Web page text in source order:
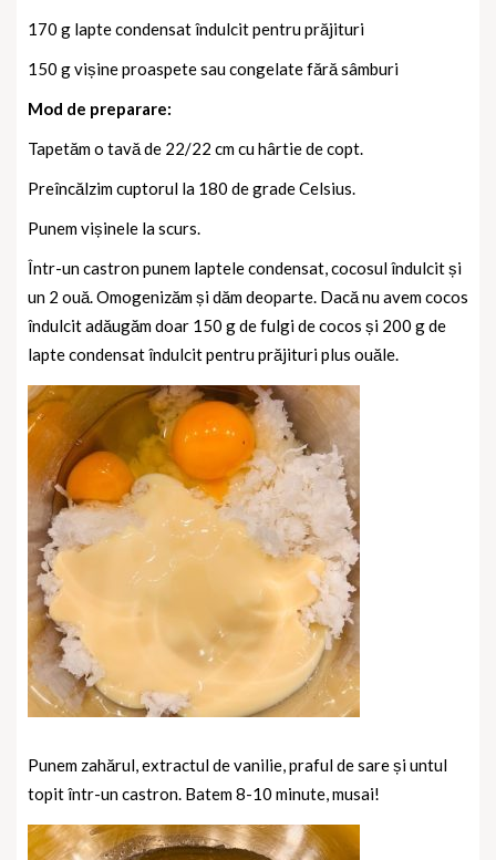
170 g lapte condensat îndulcit pentru prăjituri
150 g vișine proaspete sau congelate fără sâmburi
Mod de preparare:
Tapetăm o tavă de 22/22 cm cu hârtie de copt.
Preîncălzim cuptorul la 180 de grade Celsius.
Punem vișinele la scurs.
Într-un castron punem laptele condensat, cocosul îndulcit și
un 2 ouă. Omogenizăm și dăm deoparte. Dacă nu avem cocos
îndulcit adăugăm doar 150 g de fulgi de cocos și 200 g de
lapte condensat îndulcit pentru prăjituri plus ouăle.
Punem zahărul, extractul de vanilie, praful de sare și untul
topit într-un castron. Batem 8-10 minute, musai!